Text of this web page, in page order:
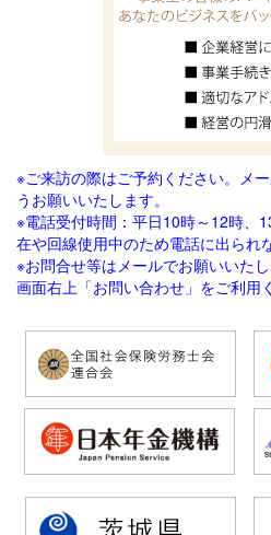
※ご来訪の際はご予約ください。メ
うお願いいたします。
※電話受付時間：平日10時～12時、
在や回線使用中のため電話に出られ
※お問合せ等はメールでお願いいた
画面右上「お問い合わせ」をご利用